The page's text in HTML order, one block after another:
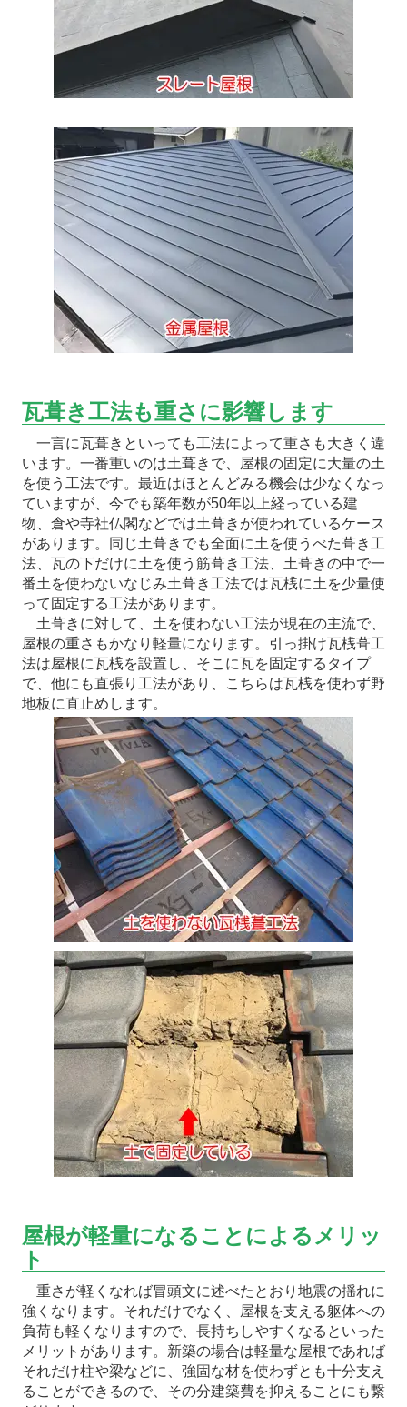
瓦葺き工法も重さに影響します
一言に瓦葺きといっても工法によって重さも大きく違
います。一番重いのは土葺きで、屋根の固定に大量の土
を使う工法です。最近はほとんどみる機会は少なくなっ
ていますが、今でも築年数が50年以上経っている建
物、倉や寺社仏閣などでは土葺きが使われているケース
があります。同じ土葺きでも全面に土を使うべた葺き工
法、瓦の下だけに土を使う筋葺き工法、土葺きの中で一
番土を使わないなじみ土葺き工法では瓦桟に土を少量使
って固定する工法があります。
土葺きに対して、土を使わない工法が現在の主流で、
屋根の重さもかなり軽量になります。引っ掛け瓦桟葺工
法は屋根に瓦桟を設置し、そこに瓦を固定するタイプ
で、他にも直張り工法があり、こちらは瓦桟を使わず野
地板に直止めします。
屋根が軽量になることによるメリッ
ト
重さが軽くなれば冒頭文に述べたとおり地震の揺れに
強くなります。それだけでなく、屋根を支える躯体への
負荷も軽くなりますので、長持ちしやすくなるといった
メリットがあります。新築の場合は軽量な屋根であれば
それだけ柱や梁などに、強固な材を使わずとも十分支え
ることができるので、その分建築費を抑えることにも繋